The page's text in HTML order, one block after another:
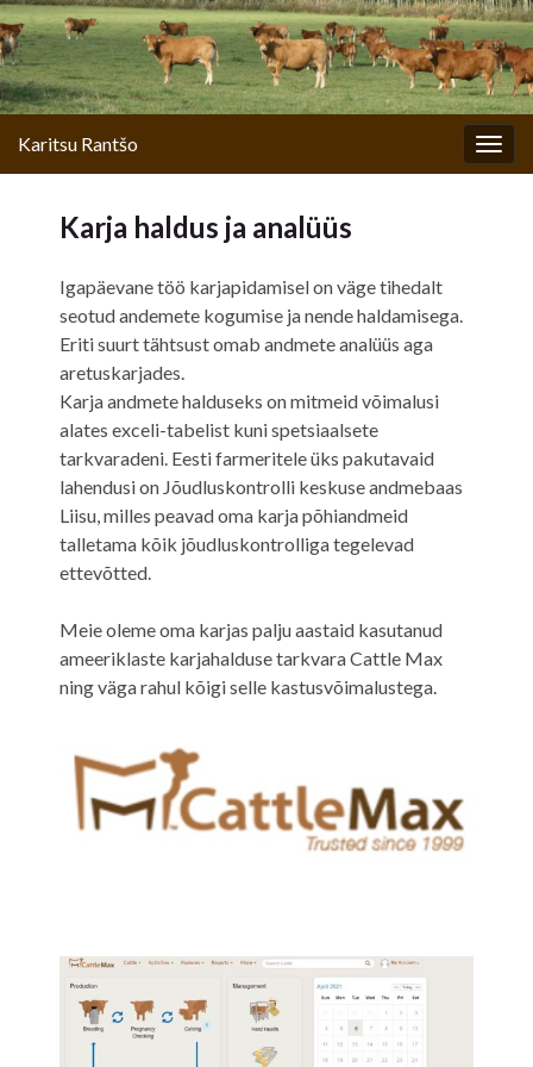
Karitsu Rantšo
Karja haldus ja analüüs
Igapäevane töö karjapidamisel on väge tihedalt
seotud andemete kogumise ja nende haldamisega.
Eriti suurt tähtsust omab andmete analüüs aga
aretuskarjades.
Karja andmete halduseks on mitmeid võimalusi
alates exceli-tabelist kuni spetsiaalsete
tarkvaradeni. Eesti farmeritele üks pakutavaid
lahendusi on Jõudluskontrolli keskuse andmebaas
Liisu, milles peavad oma karja põhiandmeid
talletama kõik jõudluskontrolliga tegelevad
ettevõtted.
Meie oleme oma karjas palju aastaid kasutanud
ameeriklaste karjahalduse tarkvara Cattle Max
ning väga rahul kõigi selle kastusvõimalustega.